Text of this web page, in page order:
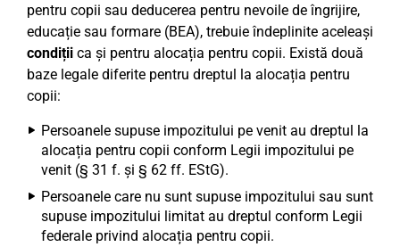
pentru copii sau deducerea pentru nevoile de îngrijire,
educație sau formare (BEA), trebuie îndeplinite aceleași
condiții ca și pentru alocația pentru copii. Există două
baze legale diferite pentru dreptul la alocația pentru
copii:
Persoanele supuse impozitului pe venit au dreptul la
alocația pentru copii conform Legii impozitului pe
venit (§ 31 f. și § 62 ff. EStG).
Persoanele care nu sunt supuse impozitului sau sunt
supuse impozitului limitat au dreptul conform Legii
federale privind alocația pentru copii.